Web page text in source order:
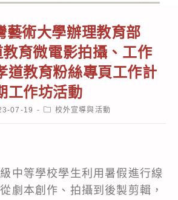
藝術大學辦理教育部
教育微電影拍攝、工作
道教育粉絲專頁工作計
工作坊活動
07-19
Post校外宣導與活動
中等學校學生利用暑假進行線
劇本創作、拍攝到後製剪輯，